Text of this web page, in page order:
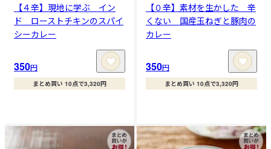
【４辛】現地に学ぶ イン
ド ローストチキンのスパイ
シーカレー
350円
まとめ買い 10点で3,320円
【０辛】素材を生かした 辛
くない 国産玉ねぎと豚肉の
カレー
350円
まとめ買い 10点で3,320円